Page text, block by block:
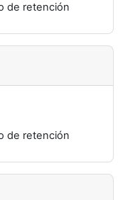
de retención
de retención